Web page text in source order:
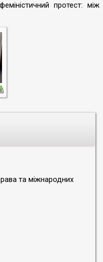
та міжнародних
протест: між